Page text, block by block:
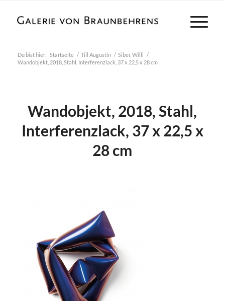
Du bist hier: Startseite / Till Augustin / Siber, Willi /
Wandobjekt, 2018, Stahl, Interferenzlack, 37 x 22,5 x 28 cm
Wandobjekt, 2018, Stahl,
Interferenzlack, 37 x 22,5 x
28 cm